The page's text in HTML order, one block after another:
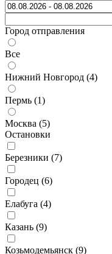
Город отправления
Все
Нижний Новгород (4)
Пермь (1)
Москва (5)
Остановки
Березники (7)
Городец (6)
Елабуга (4)
Казань (9)
Козьмодемьянск (9)